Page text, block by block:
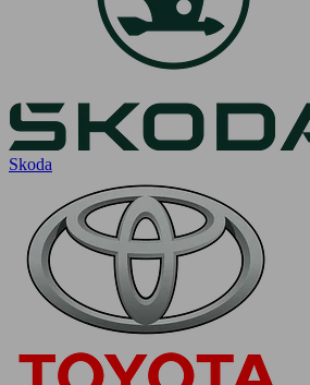
Skoda